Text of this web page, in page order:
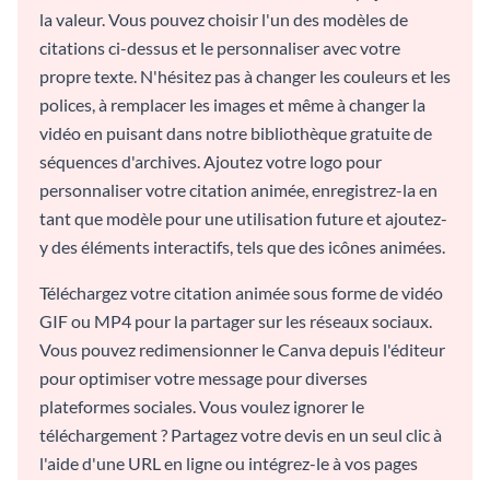
la valeur. Vous pouvez choisir l'un des modèles de
citations ci-dessus et le personnaliser avec votre
propre texte. N'hésitez pas à changer les couleurs et les
polices, à remplacer les images et même à changer la
vidéo en puisant dans notre bibliothèque gratuite de
séquences d'archives. Ajoutez votre logo pour
personnaliser votre citation animée, enregistrez-la en
tant que modèle pour une utilisation future et ajoutez-
y des éléments interactifs, tels que des icônes animées.
Téléchargez votre citation animée sous forme de vidéo
GIF ou MP4 pour la partager sur les réseaux sociaux.
Vous pouvez redimensionner le Canva depuis l'éditeur
pour optimiser votre message pour diverses
plateformes sociales. Vous voulez ignorer le
téléchargement ? Partagez votre devis en un seul clic à
l'aide d'une URL en ligne ou intégrez-le à vos pages